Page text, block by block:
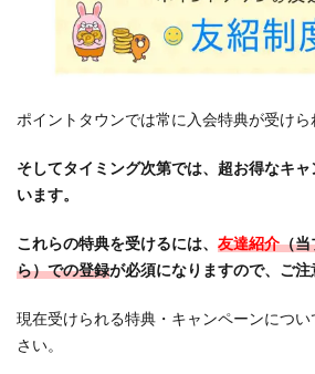
ポイントタウンでは常に入会特典が受けら
そしてタイミング次第では、超お得なキ
います。
これらの特典を受けるには、 友達紹介（当
ら）での登録が必須になりますので、ご注
現在受けられる特典・キャンペーンにつ
さい。